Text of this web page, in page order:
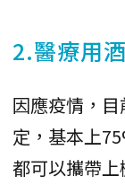
2.醫療用
因應疫情，
定，基本上
都可以攜帶上